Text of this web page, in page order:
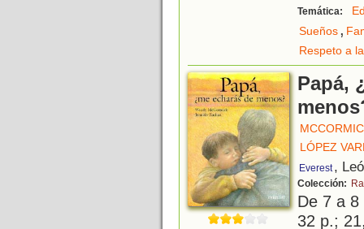
Temática:
Sueños,
Respeto a
Papá,
LÓPEZ
Everest ,
Colección:
De 7 a
32 p.;